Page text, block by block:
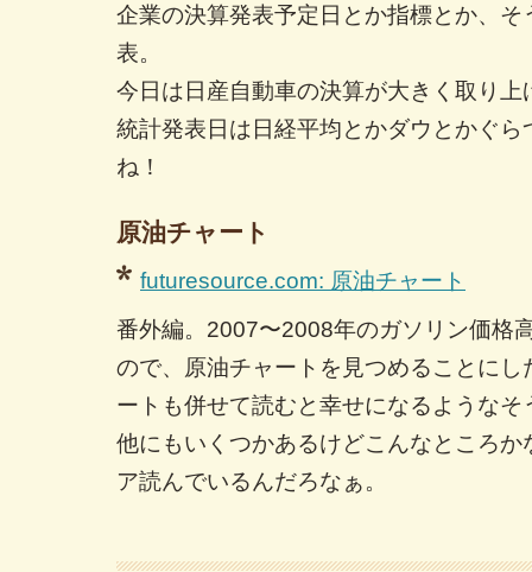
企業の決算発表予定日とか指標とか、そ
表。
今日は日産自動車の決算が大きく取り
統計発表日は日経平均とかダウとかぐら
ね！
原油チャート
futuresource.com: 原油チャート
番外編。2007〜2008年のガソリン価格
ので、原油チャートを見つめることにし
ートも併せて読むと幸せになるようなそ
他にもいくつかあるけどこんなところ
ア読んでいるんだろなぁ。